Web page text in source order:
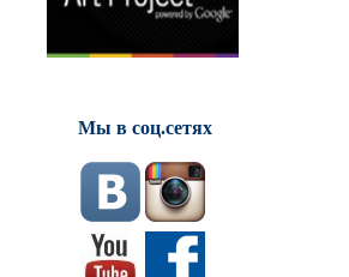
Мы в соц.сетях